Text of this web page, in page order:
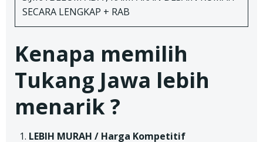
SECARA LENGKAP + RAB
Kenapa memilih
Tukang Jawa lebih
menarik ?
LEBIH MURAH / Harga Kompetitif